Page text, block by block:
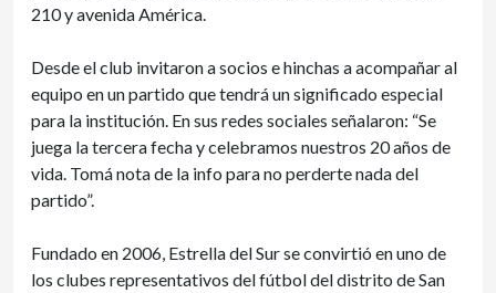
210 y avenida América.
Desde el club invitaron a socios e hinchas a acompañar al
equipo en un partido que tendrá un significado especial
para la institución. En sus redes sociales señalaron: “Se
juega la tercera fecha y celebramos nuestros 20 años de
vida. Tomá nota de la info para no perderte nada del
partido”.
Fundado en 2006, Estrella del Sur se convirtió en uno de
los clubes representativos del fútbol del distrito de San